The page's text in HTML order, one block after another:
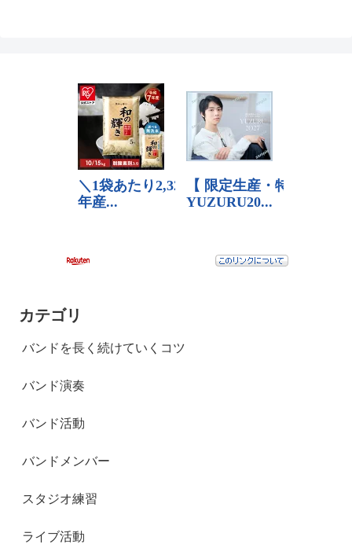
カテゴリ
バンドを長く続けていくコツ
バンド演奏
バンド活動
バンドメンバー
スタジオ練習
ライブ活動